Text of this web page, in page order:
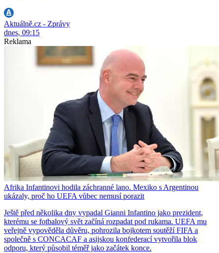
Aktuálně.cz - Zprávy
dnes, 09:15
Reklama
Afrika Infantinovi hodila záchranné lano. Mexiko s Argentinou
ukázaly, proč ho UEFA vůbec nemusí porazit
Ještě před několika dny vypadal Gianni Infantino jako prezident,
kterému se fotbalový svět začíná rozpadat pod rukama. UEFA mu
veřejně vypověděla důvěru, pohrozila bojkotem soutěží FIFA a
společně s CONCACAF a asijskou konfederací vytvořila blok
odporu, který působil téměř jako začátek konce.